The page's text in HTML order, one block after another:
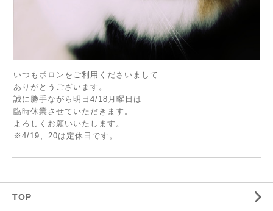
いつもポロンをご利用くださいまして
ありがとうございます。
誠に勝手ながら明日4/18月曜日は
臨時休業させていただきます。
よろしくお願いいたします。
※4/19、20は定休日です。
TOP